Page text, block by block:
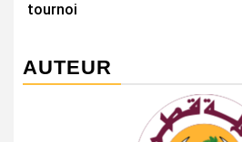
tournoi
AUTEUR